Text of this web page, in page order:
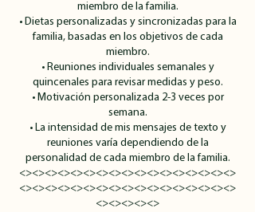
miembro de la familia.
• Dietas personalizadas y sincronizadas para la
familia, basadas en los objetivos de cada
miembro.
• Reuniones individuales semanales y
quincenales para revisar medidas y peso.
• Motivación personalizada 2-3 veces por
semana.
• La intensidad de mis mensajes de texto y
reuniones varía dependiendo de la
personalidad de cada miembro de la familia.
<><><><><><><><><><><><><><><><><>
<><><><><><><><><><><><><><><><><>
<><><><><>